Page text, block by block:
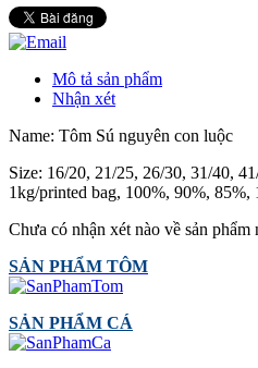
Mô tả sản phẩm
Nhận xét
Name: Tôm Sú nguyên con luộc
Size: 16/20, 21/25, 26/30, 31/40,
1kg/printed bag, 100%, 90%, 85%,
Chưa có nhận xét nào về sản phẩm
SẢN PHẨM TÔM
SẢN PHẨM CÁ